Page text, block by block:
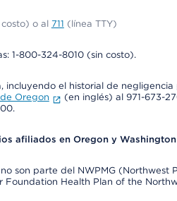
o al 711 (línea TTY)
1-800-324-8010 (sin costo).
incluyendo el historial de negligencia
Oregon (en inglés) al 971-673-
afiliados en Oregon y Washington
son parte del NWPMG (Northwest
Foundation Health Plan of the